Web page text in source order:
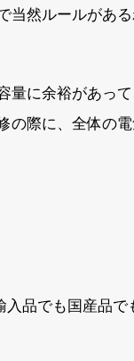
当然ルールがあ
量に余裕があっ
の際に、全体の
入品でも国産品で